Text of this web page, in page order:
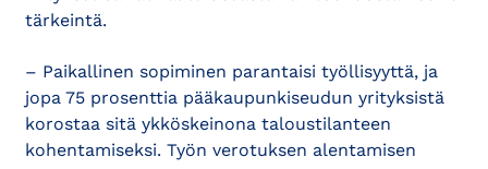
tärkeintä.
– Paikallinen sopiminen parantaisi työllisyyttä, ja
jopa 75 prosenttia pääkaupunkiseudun yrityksistä
korostaa sitä ykköskeinona taloustilanteen
kohentamiseksi. Työn verotuksen alentamisen